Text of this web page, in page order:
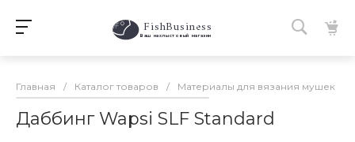
FishBusiness
Ваш нахлыстовый магазин
Главная / Каталог товаров / Материалы для вязания мушек
Даббинг Wapsi SLF Standard